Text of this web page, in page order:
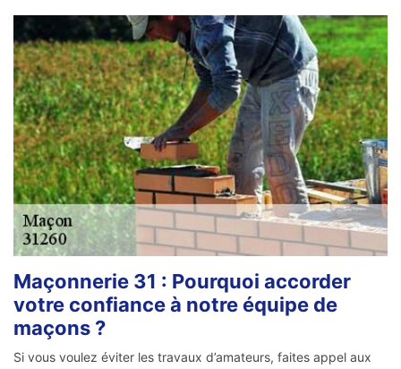
Maçonnerie 31 : Pourquoi accorder
votre confiance à notre équipe de
maçons ?
Si vous voulez éviter les travaux d’amateurs, faites appel aux